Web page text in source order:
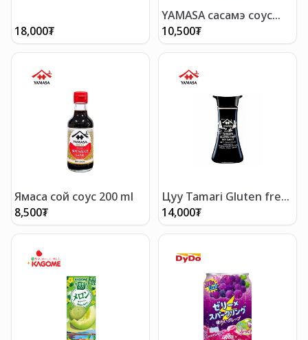
18,000₮
YAMASA сасамэ соус
330ml
10,500₮
Ямаса сой соус 200 ml
8,500₮
Цуу Tamari Gluten free
sauce 150ml
14,000₮